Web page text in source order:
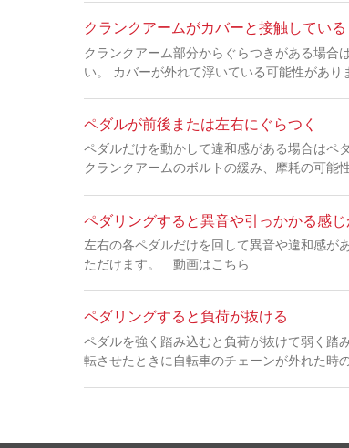
クランクアームがカバーと接触している
クランクアーム部分からぐらつきがある場合
い。 カバーが外れて浮いている可能性があ
ペダルが前後または左右にぐらつく
ペダルだけを動かして違和感がある場合は
クランクアームのボルトの緩み、摩耗の可能
ペダリングすると異音や引っかかる感じ
左右の各ペダルだけを回して異音や違和感が
ただけます。 動画はこちら
ペダリングすると負荷が抜ける
ペダルを強く踏み込むと負荷が抜けて弱く踏
転させたときに自転車のチェーンが外れた時